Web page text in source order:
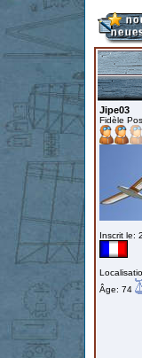
Jipe03
Fidèle
Inscrit le:
Âge: 74